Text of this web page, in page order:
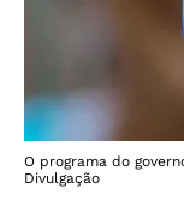
O programa do
Divulgação